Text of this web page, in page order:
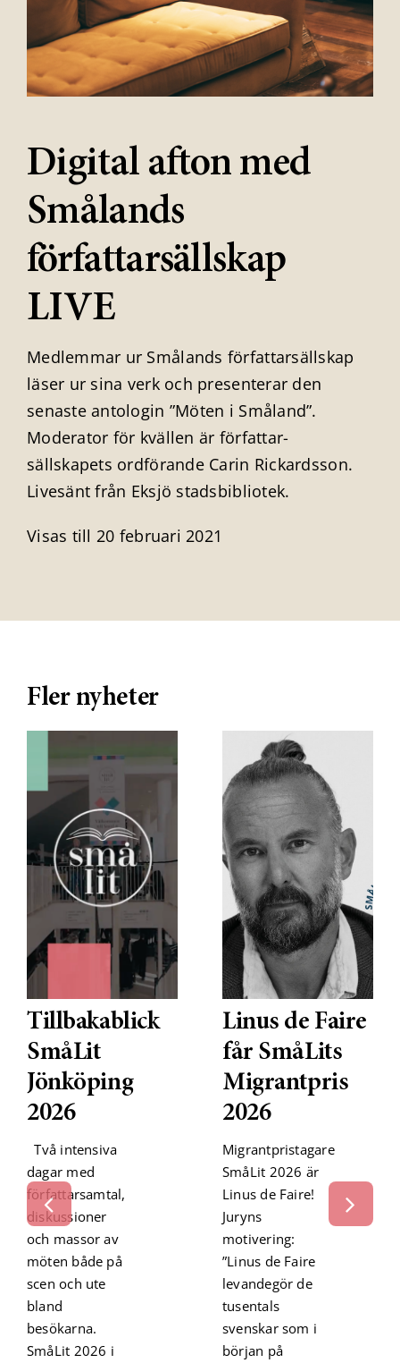
Digital afton med
Smålands
författarsällskap
LIVE
Medlemmar ur Smålands författarsällskap
läser ur sina verk och presenterar den
senaste antologin ”Möten i Småland”.
Moderator för kvällen är författar-
sällskapets ordförande Carin Rickardsson.
Livesänt från Eksjö stadsbibliotek.
Visas till 20 februari 2021
Fler nyheter
Tillbakablick
SmåLit
Jönköping
2026
Två intensiva
dagar med
författarsamtal,
diskussioner
och massor av
möten både på
scen och ute
bland
besökarna.
SmåLit 2026 i
Linus de Faire
får SmåLits
Migrantpris
2026
Migrantpristagare
SmåLit 2026 är
Linus de Faire!
Juryns
motivering:
”Linus de Faire
levandegör de
tusentals
svenskar som i
början på